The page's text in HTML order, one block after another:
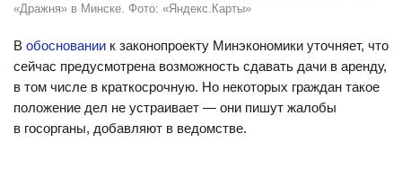
«Дражня» в Минске. Фото: «Яндекс.Карты»
В обосновании к законопроекту Минэкономики уточняет, что
сейчас предусмотрена возможность сдавать дачи в аренду,
в том числе в краткосрочную. Но некоторых граждан такое
положение дел не устраивает — они пишут жалобы
в госорганы, добавляют в ведомстве.